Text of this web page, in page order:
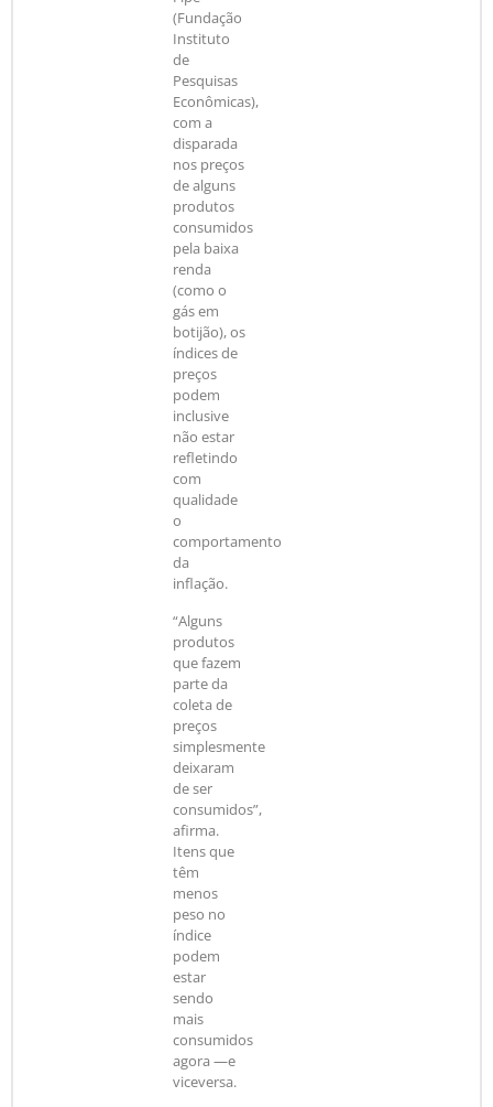
(Fundação
Instituto
de
Pesquisas
Econômicas),
com a
disparada
nos preços
de alguns
produtos
consumidos
pela baixa
renda
(como o
gás em
botijão), os
índices de
preços
podem
inclusive
não estar
refletindo
com
qualidade
o
comportamento
da
inflação.
“Alguns
produtos
que fazem
parte da
coleta de
preços
simplesmente
deixaram
de ser
consumidos”,
afirma.
Itens que
têm
menos
peso no
índice
podem
estar
sendo
mais
consumidos
agora —e
viceversa.